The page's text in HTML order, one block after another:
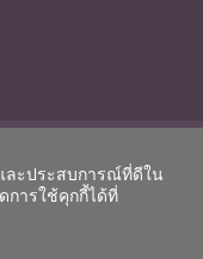
ละประสบการณ์ที่ดีใน
การใช้คุกกี้ได้ที่
สาธิตการศึกษา
Reserved.